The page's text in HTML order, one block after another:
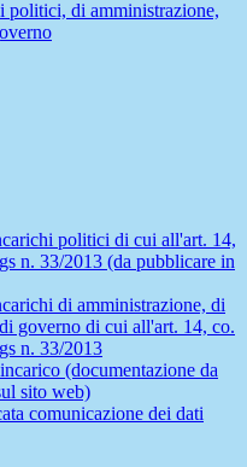
politici, di amministrazione,
politici di cui all'art. 14,
n. 33/2013 (da pubblicare in
di amministrazione, di
governo di cui all'art. 14, co.
n. 33/2013
(documentazione da
sito web)
comunicazione dei dati